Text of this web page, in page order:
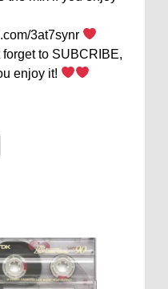
3at7synr
to SUBCRIBE,
enjoy it!